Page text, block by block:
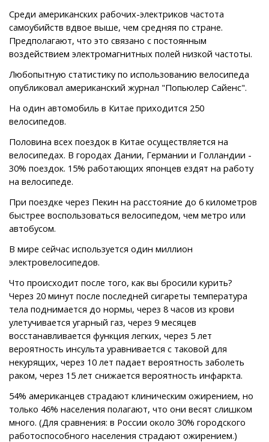
Среди американских рабочих-электриков частота
самоубийств вдвое выше, чем средняя по стране.
Предполагают, что это связано с постоянным
воздействием электромагнитных полей низкой частоты.
Любопытную статистику по использованию велосипеда
опубликовал американский журнал "Попьюлер Сайенс".
На один автомобиль в Китае приходится 250
велосипедов.
Половина всех поездок в Китае осуществляется на
велосипедах. В городах Дании, Германии и Голландии -
30% поездок. 15% работающих японцев ездят на работу
на велосипеде.
При поездке через Пекин на расстояние до 6 километров
быстрее воспользоваться велосипедом, чем метро или
автобусом.
В мире сейчас используется один миллион
электровелосипедов.
Что происходит после того, как вы бросили курить?
Через 20 минут после последней сигареты температура
тела поднимается до нормы, через 8 часов из крови
улетучивается угарный газ, через 9 месяцев
восстанавливается функция легких, через 5 лет
вероятность инсульта уравнивается с таковой для
некурящих, через 10 лет падает вероятность заболеть
раком, через 15 лет снижается вероятность инфаркта.
54% американцев страдают клиническим ожирением, но
только 46% населения полагают, что они весят слишком
много. (Для сравнения: в России около 30% городского
работоспособного населения страдают ожирением.)